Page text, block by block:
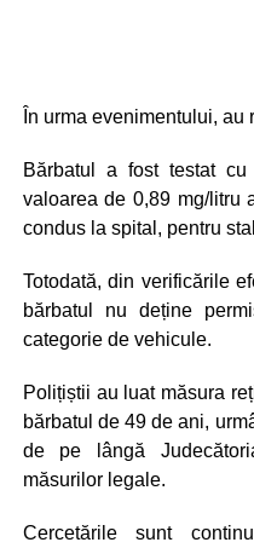
În urma evenimentului,
Bărbatul a fost testat cu
valoarea de 0,89 mg/litru
condus la spital, pentru
Totodată, din verificările
bărbatul nu deține
categorie de vehicule.
Polițiștii au luat măsura
bărbatul de 49 de ani,
de pe lângă
măsurilor legale.
Cercetările sunt